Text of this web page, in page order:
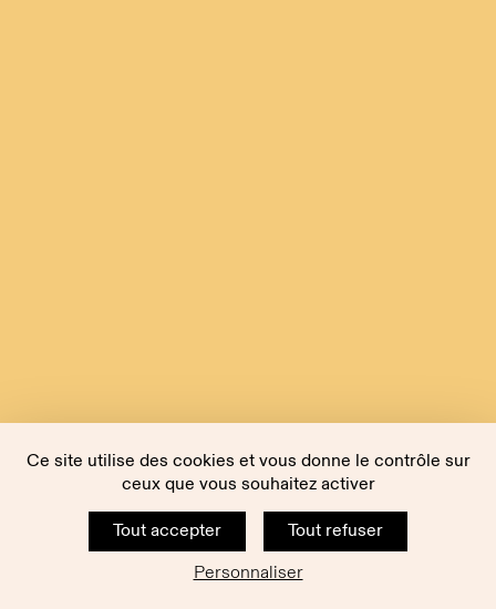
Ce site utilise des cookies et vous donne le contrôle sur
ceux que vous souhaitez activer
Tout accepter
Tout refuser
Personnaliser